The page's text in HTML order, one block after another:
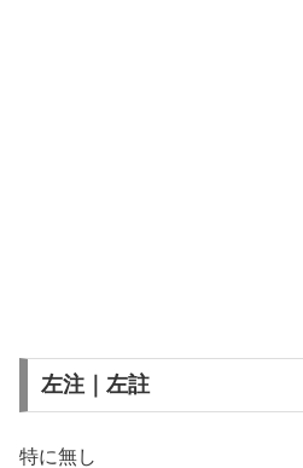
左注｜左註
特に無し